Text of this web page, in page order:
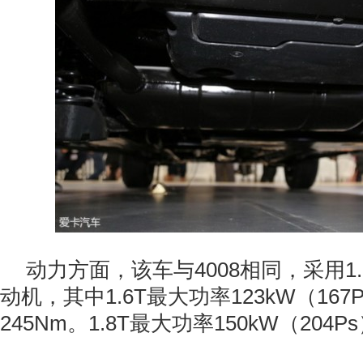
动力方面，该车与4008相同，采用
动机，其中1.6T最大功率123kW（
245Nm。1.8T最大功率150kW（